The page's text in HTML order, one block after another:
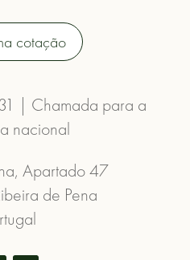
cotação
| Chamada para a
nacional
Apartado 47
de Pena